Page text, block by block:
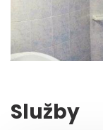
Služby